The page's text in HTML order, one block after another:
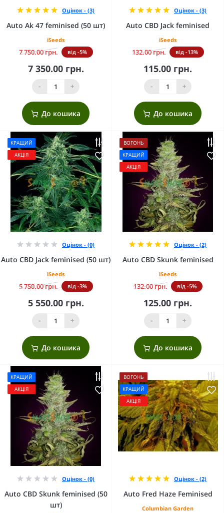
Оцінок - (3)
Auto Ak 47 feminised (50 шт)
iSeeds
7 750.00 грн. від -5%
7 350.00 грн.
- +
До кошика
Оцінок - (3)
Auto CBD Jack feminised
iSeeds
132.00 грн. від -13%
115.00 грн.
- +
До кошика
КРАЩИЙ
АКЦІЯ
Оцінок - (0)
Auto CBD Jack feminised (50 шт)
iSeeds
5 750.00 грн. від -3%
5 550.00 грн.
- +
До кошика
ВОГОНЬ
КРАЩИЙ
АКЦІЯ
Оцінок - (2)
Auto CBD Skunk feminised
iSeeds
132.00 грн. від -5%
125.00 грн.
- +
До кошика
КРАЩИЙ
АКЦІЯ
Оцінок - (0)
Auto CBD Skunk feminised (50
шт)
ВОГОНЬ
КРАЩИЙ
АКЦІЯ
Оцінок - (2)
Auto Fred Haze Feminised
Columbian Garden